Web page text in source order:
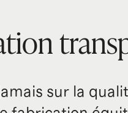
sur la